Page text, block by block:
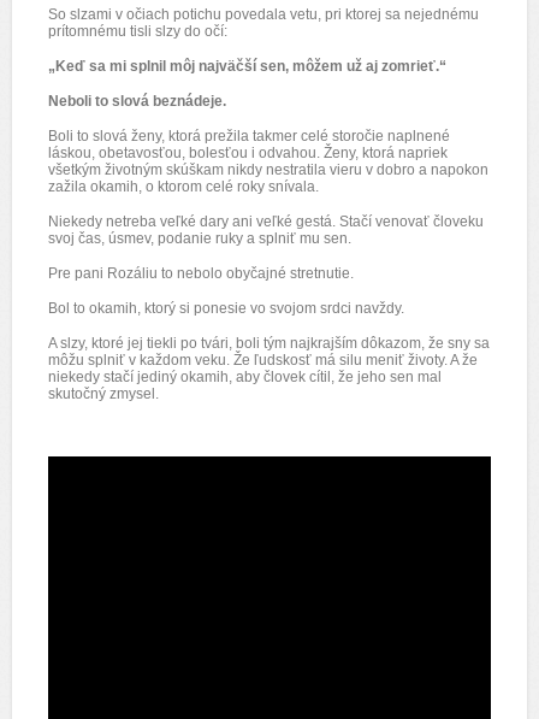
So slzami v očiach potichu povedala vetu, pri ktorej sa nejednému
prítomnému tisli slzy do očí:
„Keď sa mi splnil môj najväčší sen, môžem už aj zomrieť.“
Neboli to slová beznádeje.
Boli to slová ženy, ktorá prežila takmer celé storočie naplnené
láskou, obetavosťou, bolesťou i odvahou. Ženy, ktorá napriek
všetkým životným skúškam nikdy nestratila vieru v dobro a napokon
zažila okamih, o ktorom celé roky snívala.
Niekedy netreba veľké dary ani veľké gestá. Stačí venovať človeku
svoj čas, úsmev, podanie ruky a splniť mu sen.
Pre pani Rozáliu to nebolo obyčajné stretnutie.
Bol to okamih, ktorý si ponesie vo svojom srdci navždy.
A slzy, ktoré jej tiekli po tvári, boli tým najkrajším dôkazom, že sny sa
môžu splniť v každom veku. Že ľudskosť má silu meniť životy. A že
niekedy stačí jediný okamih, aby človek cítil, že jeho sen mal
skutočný zmysel.